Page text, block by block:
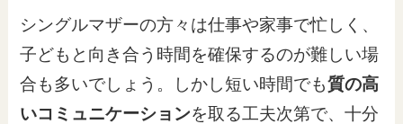
シングルマザーの方々は仕事や家事で忙しく、
子どもと向き合う時間を確保するのが難しい場
合も多いでしょう。しかし短い時間でも質の高
いコミュニケーションを取る工夫次第で、十分